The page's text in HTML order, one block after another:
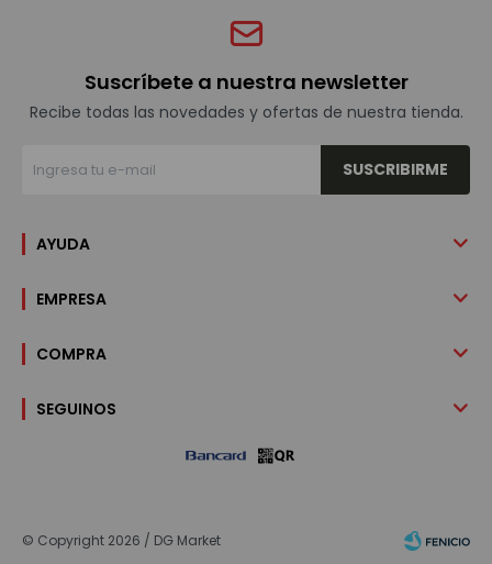
Suscríbete a nuestra newsletter
Recibe todas las novedades y ofertas de nuestra tienda.
SUSCRIBIRME
AYUDA
EMPRESA
COMPRA
SEGUINOS
© Copyright 2026 / DG Market